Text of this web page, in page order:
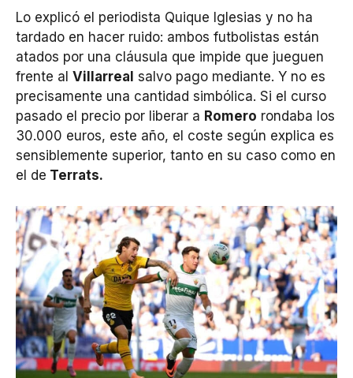
Lo explicó el periodista Quique Iglesias y no ha
tardado en hacer ruido: ambos futbolistas están
atados por una cláusula que impide que jueguen
frente al Villarreal salvo pago mediante. Y no es
precisamente una cantidad simbólica. Si el curso
pasado el precio por liberar a Romero rondaba los
30.000 euros, este año, el coste según explica es
sensiblemente superior, tanto en su caso como en
el de Terrats.